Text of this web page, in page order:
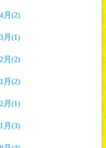
月(2)
月(1)
月(2)
月(2)
月(1)
月(3)